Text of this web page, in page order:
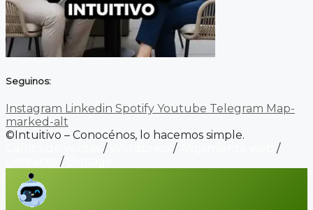
Seguinos:
Instagram Linkedin Spotify Youtube Telegram Map-
marked-alt
©Intuitivo – Conocénos, lo hacemos simple.
/ /
/
/